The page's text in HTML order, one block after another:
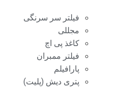
فیلتر سر سرنگی
مجللی
کاغذ پی اچ
فیلتر ممبران
پارافیلم
پتری دیش (پلیت)